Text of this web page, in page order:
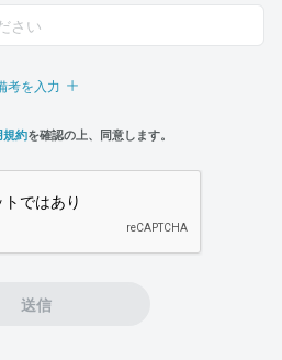
考を入力
規約を確認の上、同意します。
送信